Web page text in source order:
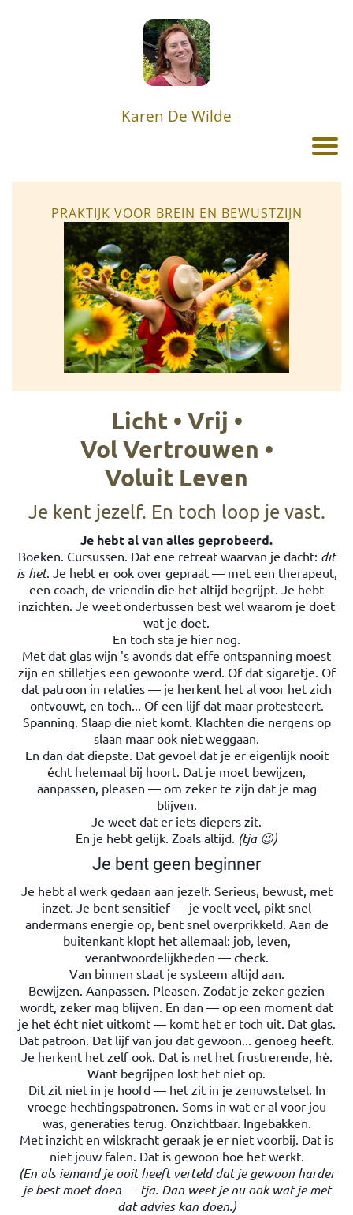
Karen De Wilde
PRAKTIJK VOOR BREIN EN BEWUSTZIJN
Licht • Vrij •
Vol Vertrouwen •
Voluit Leven
Je kent jezelf. En toch loop je vast.
Je hebt al van alles geprobeerd.
Boeken. Cursussen. Dat ene retreat waarvan je dacht: dit
is het. Je hebt er ook over gepraat — met een therapeut,
een coach, de vriendin die het altijd begrijpt. Je hebt
inzichten. Je weet ondertussen best wel waarom je doet
wat je doet.
En toch sta je hier nog.
Met dat glas wijn 's avonds dat effe ontspanning moest
zijn en stilletjes een gewoonte werd. Of dat sigaretje. Of
dat patroon in relaties — je herkent het al voor het zich
ontvouwt, en toch... Of een lijf dat maar protesteert.
Spanning. Slaap die niet komt. Klachten die nergens op
slaan maar ook niet weggaan.
En dan dat diepste. Dat gevoel dat je er eigenlijk nooit
écht helemaal bij hoort. Dat je moet bewijzen,
aanpassen, pleasen — om zeker te zijn dat je mag
blijven.
Je weet dat er iets diepers zit.
En je hebt gelijk. Zoals altijd. (tja 😉)
Je bent geen beginner
Je hebt al werk gedaan aan jezelf. Serieus, bewust, met
inzet. Je bent sensitief — je voelt veel, pikt snel
andermans energie op, bent snel overprikkeld. Aan de
buitenkant klopt het allemaal: job, leven,
verantwoordelijkheden — check.
Van binnen staat je systeem altijd aan.
Bewijzen. Aanpassen. Pleasen. Zodat je zeker gezien
wordt, zeker mag blijven. En dan — op een moment dat
je het écht niet uitkomt — komt het er toch uit. Dat glas.
Dat patroon. Dat lijf van jou dat gewoon... genoeg heeft.
Je herkent het zelf ook. Dat is net het frustrerende, hè.
Want begrijpen lost het niet op.
Dit zit niet in je hoofd — het zit in je zenuwstelsel. In
vroege hechtingspatronen. Soms in wat er al voor jou
was, generaties terug. Onzichtbaar. Ingebakken.
Met inzicht en wilskracht geraak je er niet voorbij. Dat is
niet jouw falen. Dat is gewoon hoe het werkt.
(En als iemand je ooit heeft verteld dat je gewoon harder
je best moet doen — tja. Dan weet je nu ook wat je met
dat advies kan doen.)